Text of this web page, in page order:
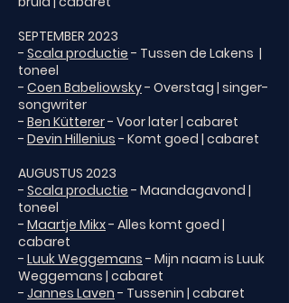
SEPTEMBER 2023
- Scala productie - Tussen de Lakens |
toneel
- Coen Babeliowsky- Overstag | singer-
songwriter
- Ben Kütterer- Voor later | cabaret
- Devin Hillenius - Komt goed | cabaret
AUGUSTUS 2023
- Scala productie - Maandagavond |
toneel
- Maartje Mikx- Alles komt goed |
cabaret
- Luuk Weggemans - Mijn naam is Luuk
Weggemans | cabaret
- Jannes Laven - Tussenin | cabaret